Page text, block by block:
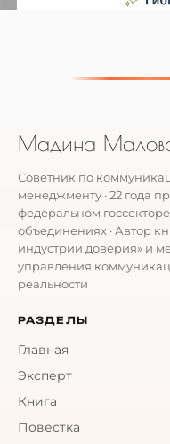
Мадина
Советник по
менеджменту · 22 года
федеральном
объединениях · Автор
индустрии доверия» и
управления
реальности
РАЗДЕЛЫ
Главная
Эксперт
Книга
Повестка